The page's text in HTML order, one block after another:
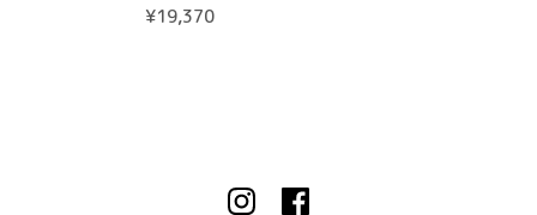
¥19,370